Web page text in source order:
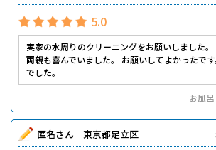
5.0
実家の水周りのクリーニングをお願いしました。
両親も喜んでいました。 お願いしてよかったで
でした。
お風
匿名さん 東京都足立区